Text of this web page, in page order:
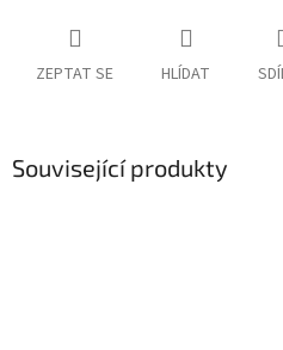
ZEPTAT SE HLÍDAT
Související produkty